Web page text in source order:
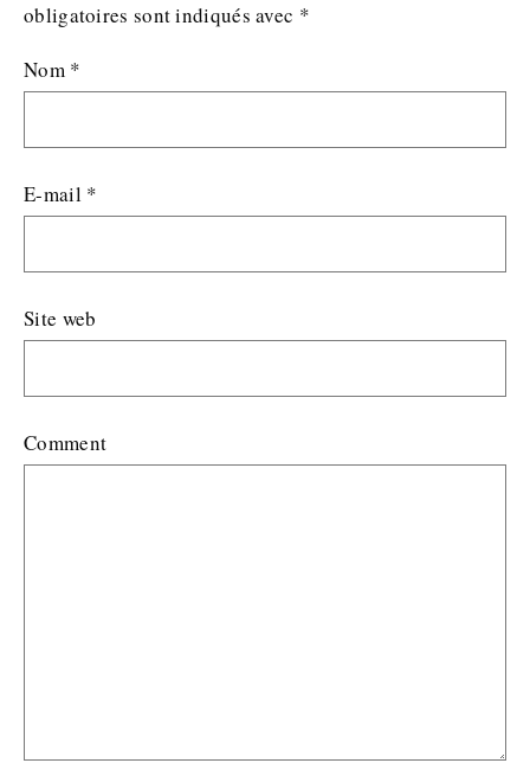
obligatoires sont indiqués avec *
Nom *
E-mail *
Site web
Comment